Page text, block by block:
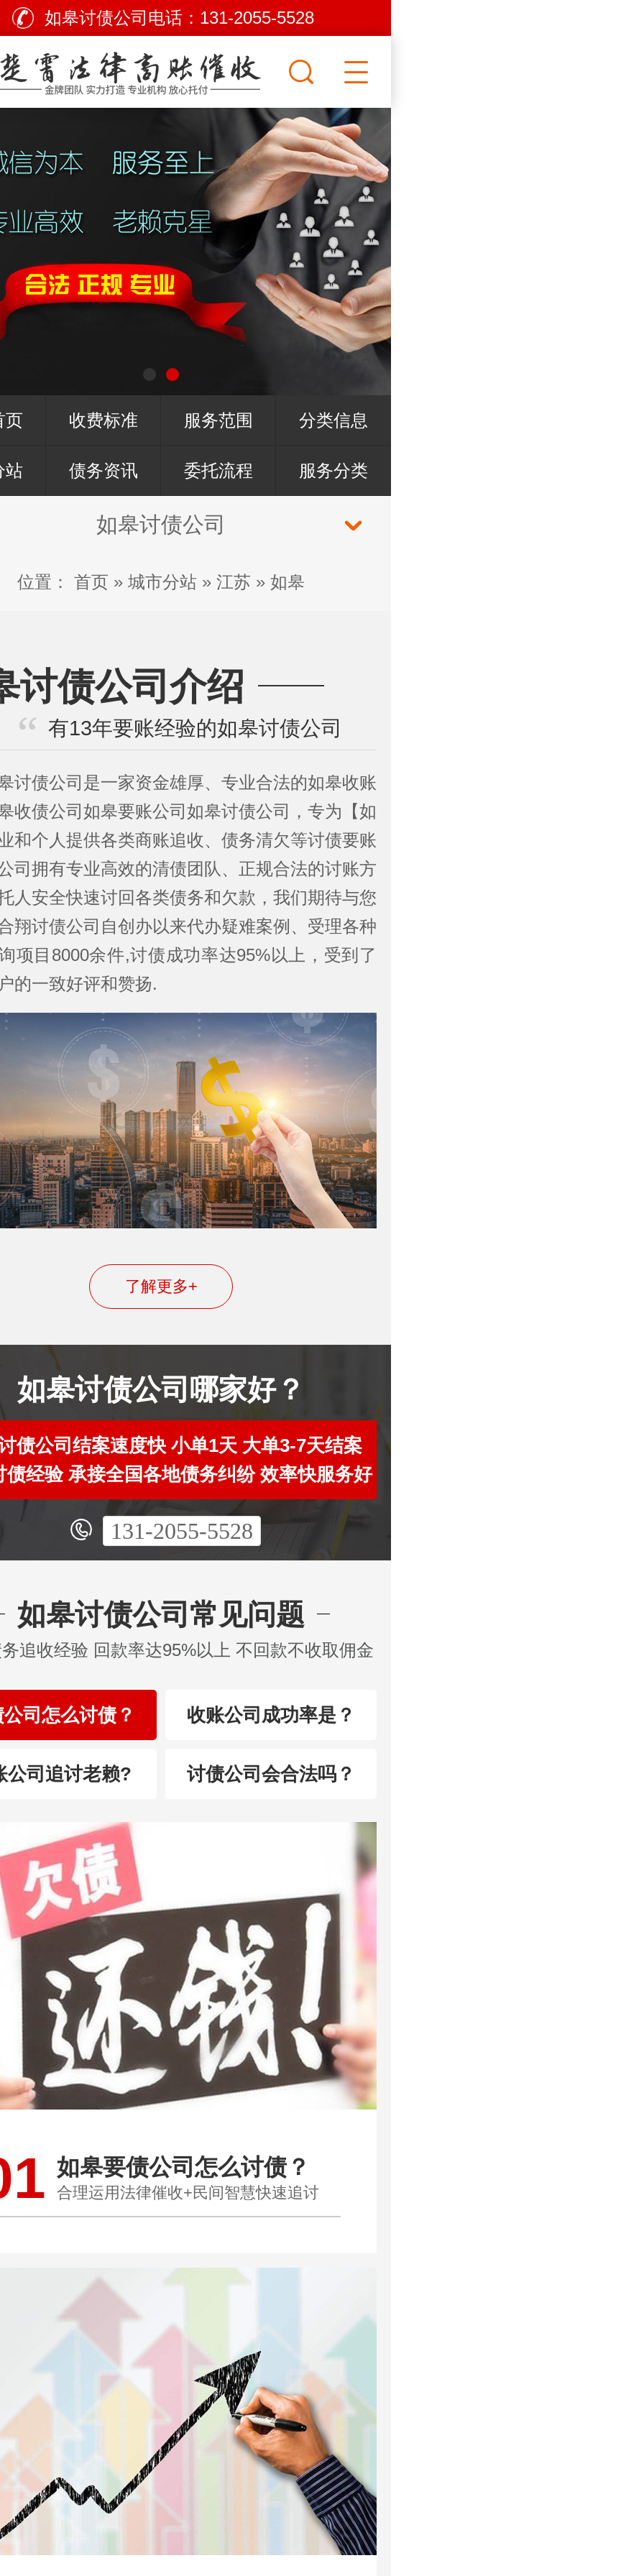
如皋讨债公司电话： 131-2055-5528
页 收费标准 服务范围 分类信息
站 债务资讯 委托流程 服务分类
如皋讨债公司
位置： 首页 » 城市分站 » 江苏 » 如皋
讨债公司介绍
有13年要账经验的如皋讨债公司
讨债公司是一家资金雄厚、专业合法的如皋收账
收债公司如皋要账公司如皋讨债公司，专为【如
和个人提供各类商账追收、债务清欠等讨债要账
司拥有专业高效的清债团队、正规合法的讨账方
人安全快速讨回各类债务和欠款，我们期待与您
翔讨债公司自创办以来代办疑难案例、受理各种
项目8000余件,讨债成功率达95%以上，受到了
的一致好评和赞扬.
了解更多+
如皋讨债公司哪家好？
债公司结案速度快 小单1天 大单3-7天结案
债经验 承接全国各地债务纠纷 效率快服务好
131-2055-5528
如皋讨债公司常见问题
追收经验 回款率达95%以上 不回款不收取佣金
司怎么讨债？ 收账公司成功率是？
公司追讨老赖? 讨债公司会合法吗？
如皋要债公司怎么讨债？
合理运用法律催收+民间智慧快速追讨